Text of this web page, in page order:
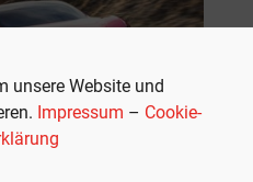
unsere Website und
Impressum – Cookie-